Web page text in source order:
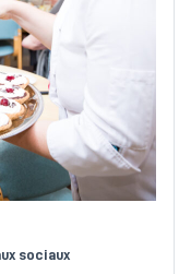
sociaux